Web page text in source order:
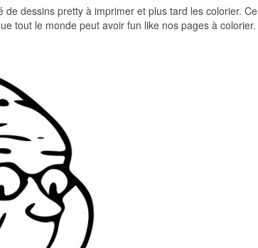
de dessins pretty à imprimer et plus tard les colorier. Ce
tout le monde peut avoir fun like nos pages à colorier.